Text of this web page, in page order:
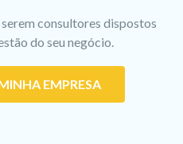
consultores dispostos
do seu negócio.
EMPRESA